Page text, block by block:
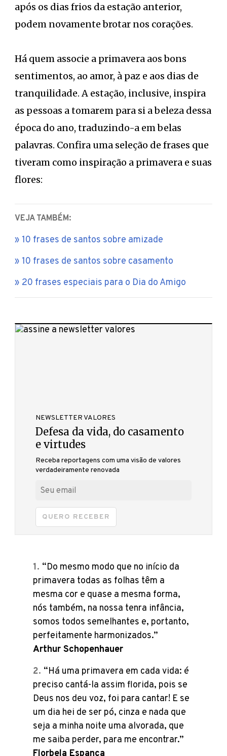
após os dias frios da estação anterior,
podem novamente brotar nos corações.
Há quem associe a primavera aos bons
sentimentos, ao amor, à paz e aos dias de
tranquilidade. A estação, inclusive, inspira
as pessoas a tomarem para si a beleza dessa
época do ano, traduzindo-a em belas
palavras. Confira uma seleção de frases que
tiveram como inspiração a primavera e suas
flores:
VEJA TAMBÉM:
10 frases de santos sobre amizade
10 frases de santos sobre casamento
20 frases especiais para o Dia do Amigo
NEWSLETTER VALORES
Defesa da vida, do casamento
e virtudes
Receba reportagens com uma visão de valores
verdadeiramente renovada
QUERO RECEBER
“Do mesmo modo que no início da
primavera todas as folhas têm a
mesma cor e quase a mesma forma,
nós também, na nossa tenra infância,
somos todos semelhantes e, portanto,
perfeitamente harmonizados.”
Arthur Schopenhauer
“Há uma primavera em cada vida: é
preciso cantá-la assim florida, pois se
Deus nos deu voz, foi para cantar! E se
um dia hei de ser pó, cinza e nada que
seja a minha noite uma alvorada, que
me saiba perder, para me encontrar.”
Florbela Espanca